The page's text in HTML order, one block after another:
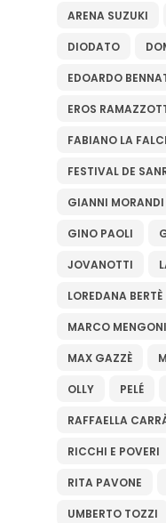
ARENA SUZUKI
DIODATO
EDOARDO
EROS
FABIANO LA
FESTIVAL DE
GIANNI MORANDI
GINO PAOLI
JOVANOTTI
LOREDANA BERTÈ
MARCO MENGONI
MAX GAZZÈ
OLLY PELÉ
RAFFAELLA
RICCHI E POVERI
RITA PAVONE
UMBERTO TOZZI